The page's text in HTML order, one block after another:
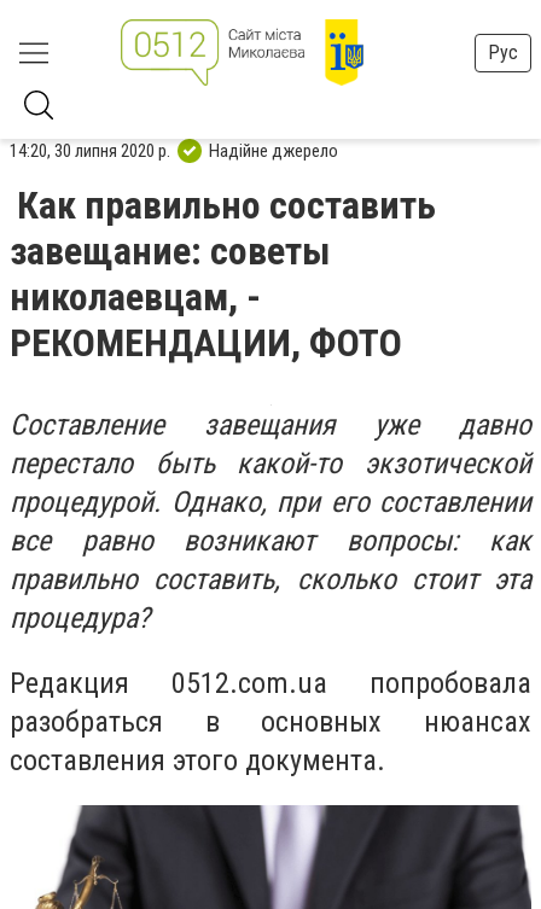
Рус
14:20, 30 липня 2020 р. Надійне джерело
Как правильно составить
завещание: советы
николаевцам, -
РЕКОМЕНДАЦИИ, ФОТО
Составление завещания уже давно
перестало быть какой-то экзотической
процедурой. Однако, при его составлении
все равно возникают вопросы: как
правильно составить, сколько стоит эта
процедура?
Редакция 0512.com.ua попробовала
разобраться в основных нюансах
составления этого документа.